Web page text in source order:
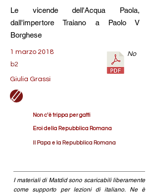
Le vicende dell'Acqua Paola,
dall'impertore Traiano a Paolo V
Borghese
1 marzo 2018
b2
Giulia Grassi
No
Non c'è trippa per gatti
Eroi della Repubblica Romana
Il Papa e la Repubblica Romana
I materiali di Matdid sono scaricabili liberamente
come supporto per lezioni di italiano. Ne è